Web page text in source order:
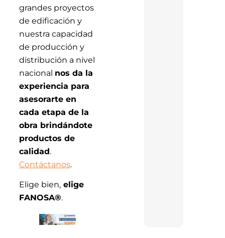
grandes proyectos
de edificación y
nuestra capacidad
de producción y
distribución a nivel
nacional nos da la
experiencia para
asesorarte en
cada etapa de la
obra brindándote
productos de
calidad.
Contáctanos.
Elige bien,elige
FANOSA®.